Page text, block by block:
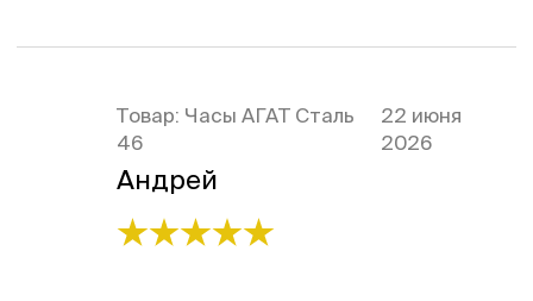
Товар: Часы АГАТ Сталь
46
Андрей
22 июня
2026